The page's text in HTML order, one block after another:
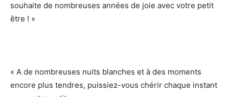
souhaite de nombreuses années de joie avec votre petit
être ! »
« A de nombreuses nuits blanches et à des moments
encore plus tendres, puissiez-vous chérir chaque instant